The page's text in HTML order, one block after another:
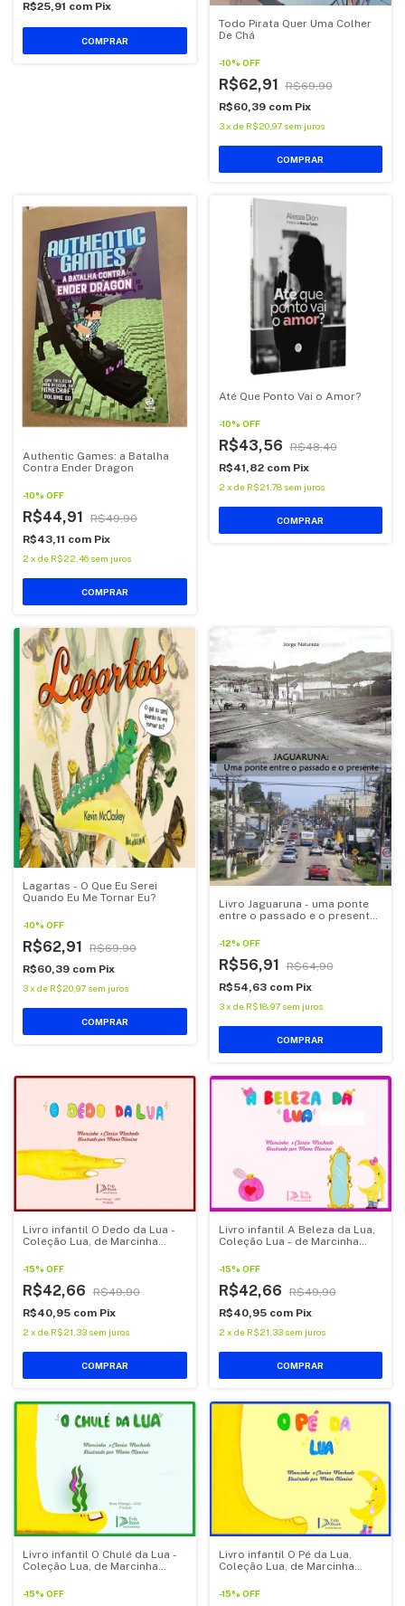
R$25,91 com Pix
COMPRAR
Todo Pirata Quer Uma Colher
De Chá
-10% OFF
R$62,91
R$69,90
R$60,39 com Pix
3 x de R$20,97 sem juros
COMPRAR
Authentic Games: a Batalha
Contra Ender Dragon
-10% OFF
R$44,91
R$49,90
R$43,11 com Pix
2 x de R$22,46 sem juros
COMPRAR
Até Que Ponto Vai o Amor?
-10% OFF
R$43,56
R$48,40
R$41,82 com Pix
2 x de R$21,78 sem juros
COMPRAR
Lagartas - O Que Eu Serei
Quando Eu Me Tornar Eu?
-10% OFF
R$62,91
R$69,90
R$60,39 com Pix
3x de R$20,97 sem juros
COMPRAR
Livro Jaguaruna - uma ponte
entre o passado e o presente,
-12% OFF
R$56,91
R$64,90
R$54,63 com Pix
3 x de R$18,97 sem juros
Livro infantil O Dedo da Lua -
Coleção Lua, de Marcinha
-15% OFF
R$42,66
R$49,90
R$40,95 com Pix
2 x de R$21,33 sem juros
Livro infantil A Beleza da Lua,
Coleção Lua - de Marcinha
-15% OFF
R$42,66
R$49,90
R$40,95 com Pix
2 x de R$21,33 sem juros
Livro infantil O Chulé da Lua -
Coleção Lua, de Marcinha
-15% OFF
Livro infantil O Pé da Lua,
Coleção Lua, de Marcinha
-15% OFF